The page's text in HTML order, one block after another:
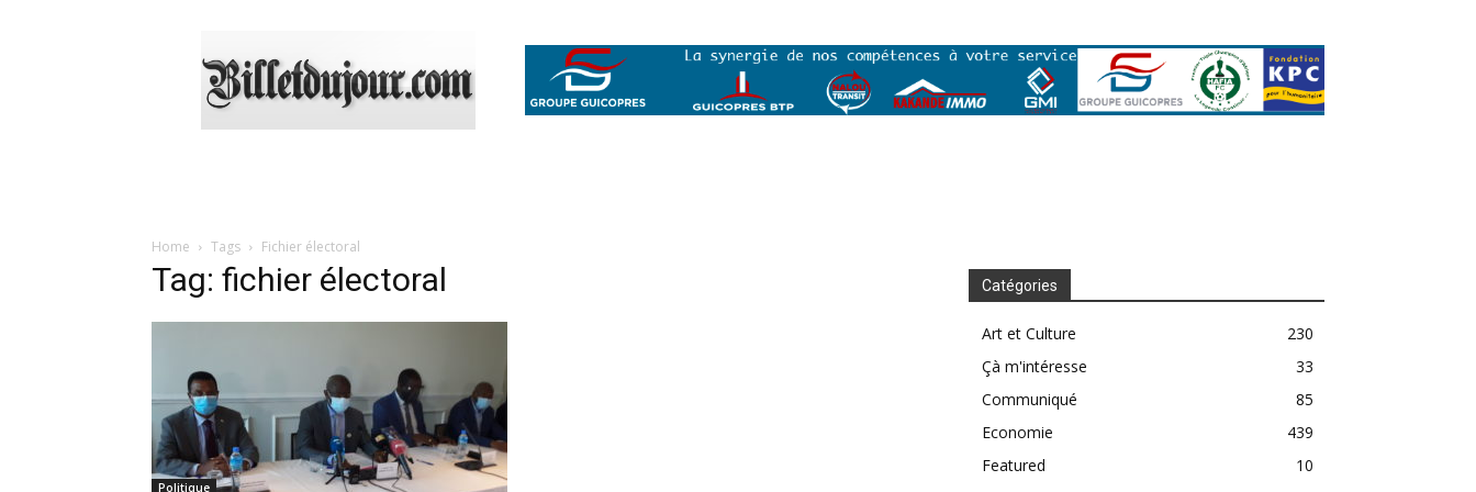
Home Tags Fichier électoral
Tag: fichier électoral
Politique
Catégories
Art et Culture
230
Çà m'intéresse
33
Communiqué
85
Economie
439
Featured
10